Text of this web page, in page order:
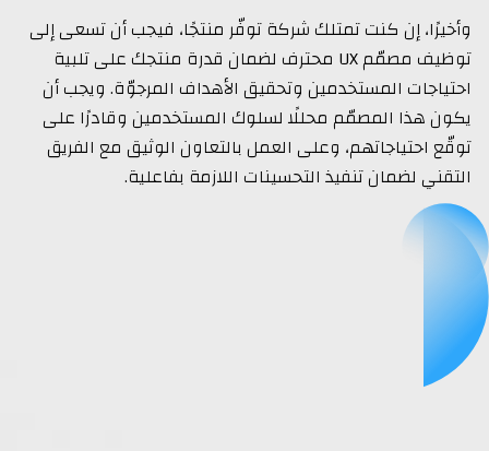
وأخيرًا، إن كنت تمتلك شركة توفّر منتجًا، فيجب أن تسعى إلى
توظيف مصمّم UX محترف لضمان قدرة منتجك على تلبية
احتياجات المستخدمين وتحقيق الأهداف المرجوّة. ويجب أن
يكون هذا المصمّم محللًا لسلوك المستخدمين وقادرًا على
توقّع احتياجاتهم، وعلى العمل بالتعاون الوثيق مع الفريق
التقني لضمان تنفيذ التحسينات اللازمة بفاعلية.